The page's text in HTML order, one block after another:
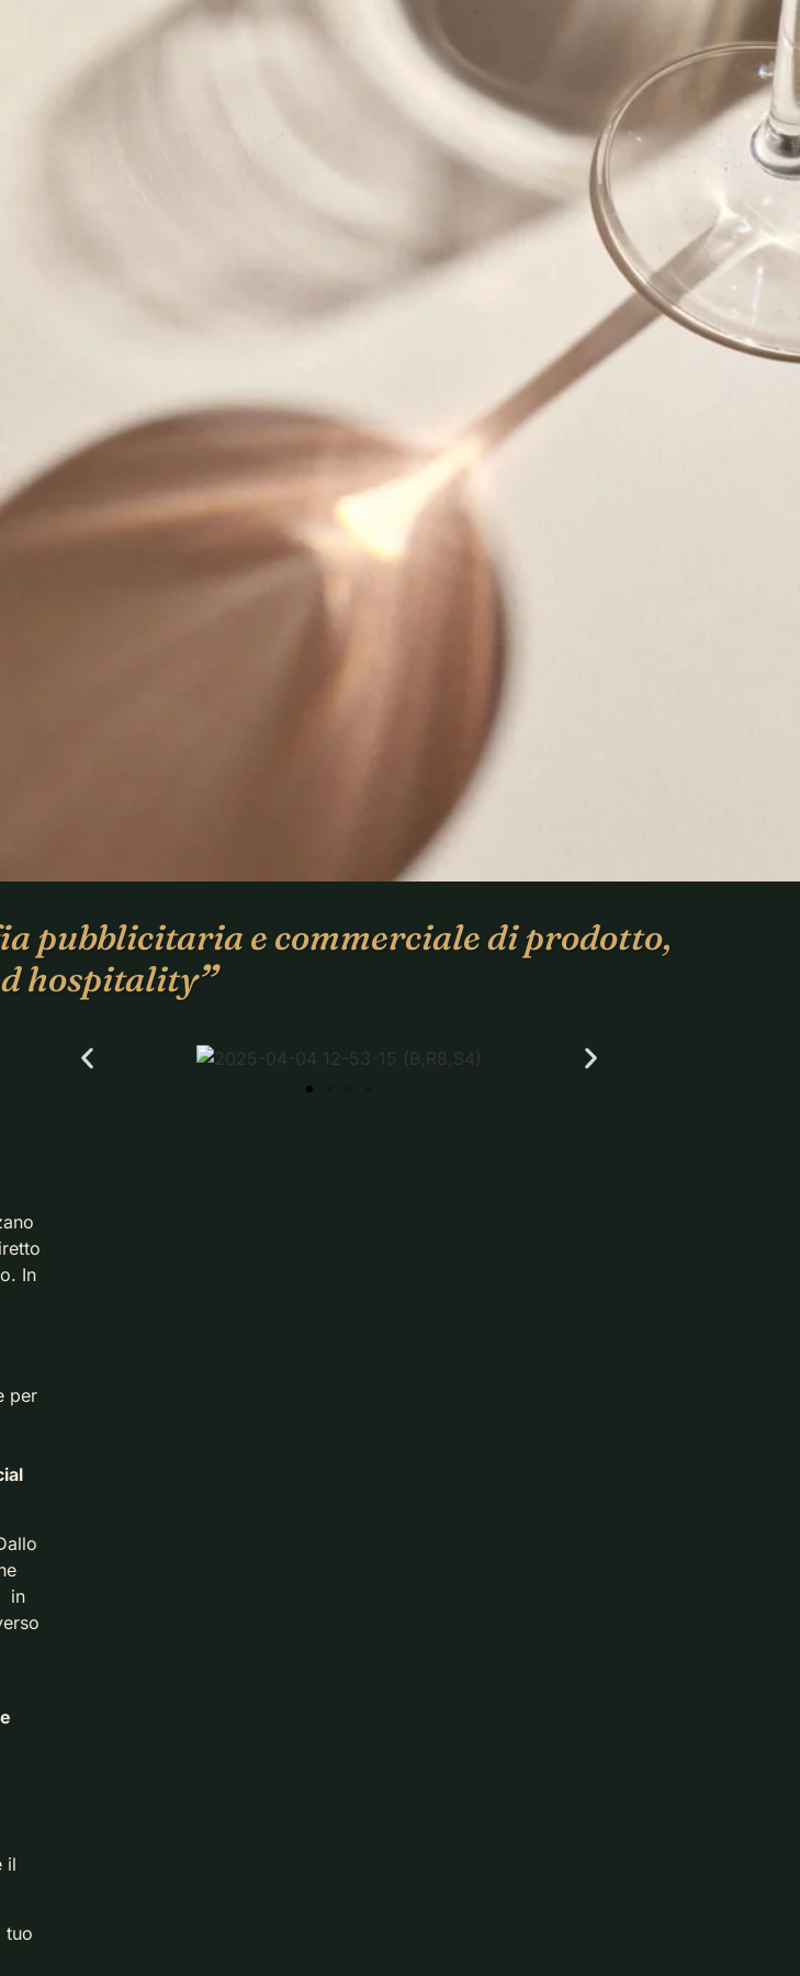
pubblicitaria e commerciale di prodotto,
hospitality”
In
per
in
il
tuo